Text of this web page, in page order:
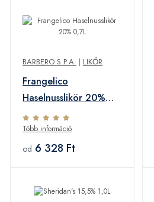
BARBERO S.P.A. | LIKŐR
Frangelico
Haselnusslikör 20%
0,7L
Több információ
od 6 328 Ft